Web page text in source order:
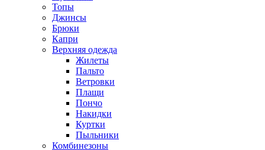
Топы
Джинсы
Брюки
Капри
Верхняя одежда
Жилеты
Пальто
Ветровки
Плащи
Пончо
Накидки
Куртки
Пыльники
Комбинезоны